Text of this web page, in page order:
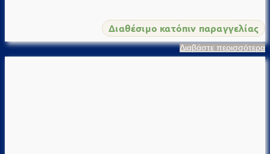
Διαθέσιμο κατόπιν παραγγελίας
Διαβάστε περισσότερα